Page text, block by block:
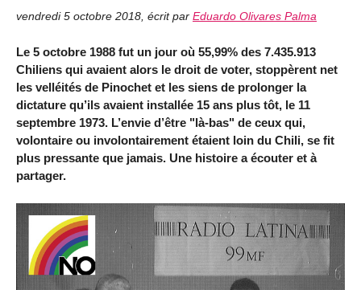
vendredi 5 octobre 2018, écrit par Eduardo Olivares Palma
Le 5 octobre 1988 fut un jour où 55,99% des 7.435.913
Chiliens qui avaient alors le droit de voter, stoppèrent net
les velléités de Pinochet et les siens de prolonger la
dictature qu’ils avaient installée 15 ans plus tôt, le 11
septembre 1973. L’envie d’être "là-bas" de ceux qui,
volontaire ou involontairement étaient loin du Chili, se fit
plus pressante que jamais. Une histoire a écouter et à
partager.